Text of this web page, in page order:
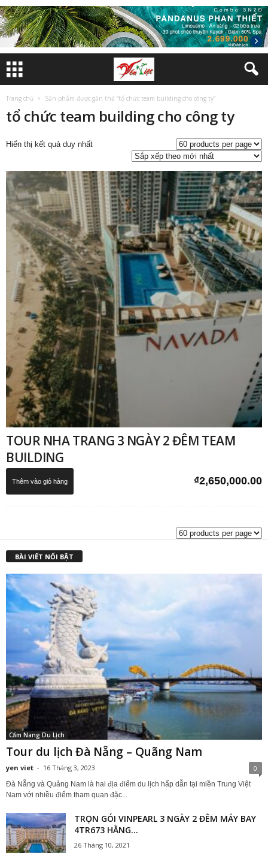
Trang chủ Sản phẩm được gắn thẻ “tổ chức team building cho công ty”
tổ chức team building cho công ty
Hiển thị kết quả duy nhất
TOUR NHA TRANG 3 NGÀY 2 ĐÊM TEAM
BUILDING
₫2,650,000.00
Thêm vào giỏ hàng
BÀI VIẾT NỔI BẬT
Cẩm Nang Du Lịch
Tour du lịch Đà Nẵng – Quãng Nam
yen viet - 16 Tháng 3, 2023 0
Đà Nẵng và Quảng Nam là hai địa điểm du lịch hấp dẫn tại miền Trung Việt
Nam với nhiều điểm tham quan đặc...
TRỌN GÓI VINPEARL 3 NGÀY 2 ĐÊM MÁY BAY
4TR673 HẰNG...
26 Tháng 10, 2021